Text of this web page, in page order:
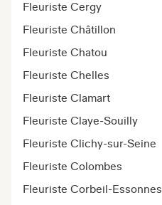
Fleuriste Cergy
Fleuriste Châtillon
Fleuriste Chatou
Fleuriste Chelles
Fleuriste Clamart
Fleuriste Claye-Souilly
Fleuriste Clichy-sur-Seine
Fleuriste Colombes
Fleuriste Corbeil-Essonnes